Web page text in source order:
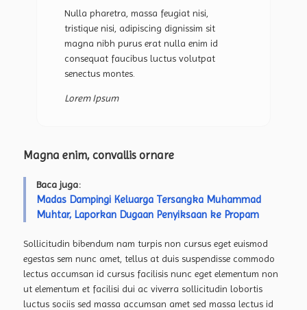
Nulla pharetra, massa feugiat nisi,
tristique nisi, adipiscing dignissim sit
magna nibh purus erat nulla enim id
consequat faucibus luctus volutpat
senectus montes.
Lorem Ipsum
Magna enim, convallis ornare
Baca juga:
Madas Dampingi Keluarga Tersangka Muhammad
Muhtar, Laporkan Dugaan Penyiksaan ke Propam
Sollicitudin bibendum nam turpis non cursus eget euismod
egestas sem nunc amet, tellus at duis suspendisse commodo
lectus accumsan id cursus facilisis nunc eget elementum non
ut elementum et facilisi dui ac viverra sollicitudin lobortis
luctus sociis sed massa accumsan amet sed massa lectus id